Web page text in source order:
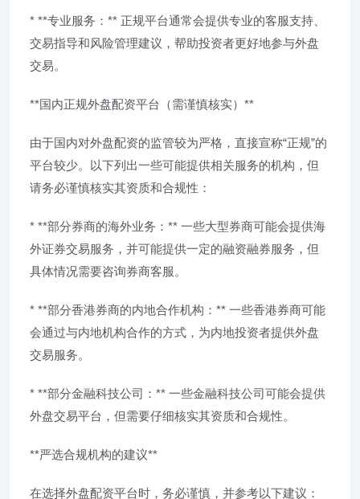
* **专业服务：** 正规平台通常会提供专业的客服支持、
交易指导和风险管理建议，帮助投资者更好地参与外盘
交易。
**国内正规外盘配资平台（需谨慎核实）**
由于国内对外盘配资的监管较为严格，直接宣称“正规”的
平台较少。以下列出一些可能提供相关服务的机构，但
请务必谨慎核实其资质和合规性：
* **部分券商的海外业务：** 一些大型券商可能会提供海
外证券交易服务，并可能提供一定的融资融券服务，但
具体情况需要咨询券商客服。
* **部分香港券商的内地合作机构：** 一些香港券商可能
会通过与内地机构合作的方式，为内地投资者提供外盘
交易服务。
* **部分金融科技公司：** 一些金融科技公司可能会提供
外盘交易平台，但需要仔细核实其资质和合规性。
**严选合规机构的建议**
在选择外盘配资平台时，务必谨慎，并参考以下建议：